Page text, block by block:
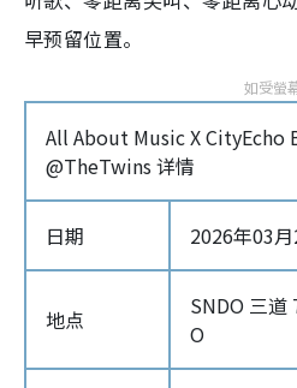
早预留位置。
All About Music X CityEcho
@TheTwins 详情
日期 2026年03
地点
SNDO 三道
O